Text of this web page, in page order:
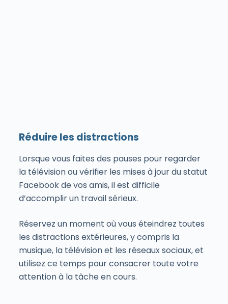
Réduire les distractions
Lorsque vous faites des pauses pour regarder
la télévision ou vérifier les mises à jour du statut
Facebook de vos amis, il est difficile
d’accomplir un travail sérieux.
Réservez un moment où vous éteindrez toutes
les distractions extérieures, y compris la
musique, la télévision et les réseaux sociaux, et
utilisez ce temps pour consacrer toute votre
attention à la tâche en cours.